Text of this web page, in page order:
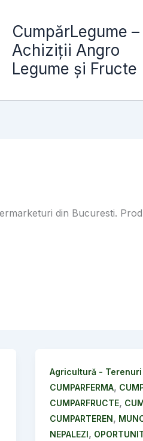
CumpărLegume –
Achiziții Angro
Legume și Fructe
din Bucuresti.
Agricultură -
CUMPARFERMA,
CUMPARFRUCTE,
CUMPARTEREN,
NEPALEZI,